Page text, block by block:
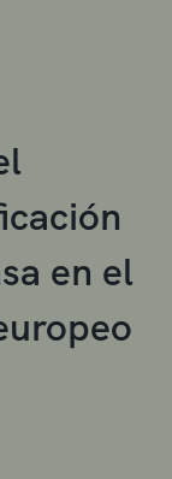
en el